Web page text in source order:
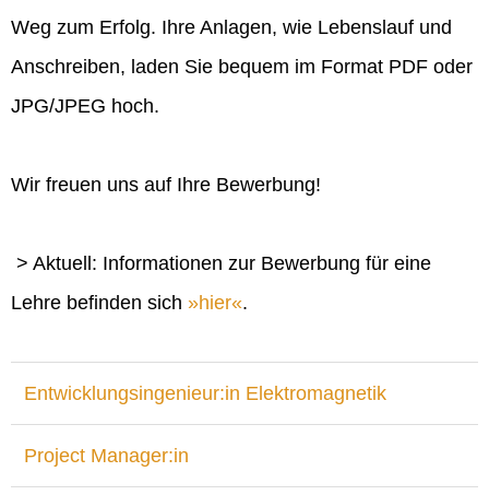
Weg zum Erfolg. Ihre Anlagen, wie Lebenslauf und
Anschreiben, laden Sie bequem im Format PDF oder
JPG/JPEG hoch.
Wir freuen uns auf Ihre Bewerbung!
> Aktuell: Informationen zur Bewerbung für eine
Lehre befinden sich
hier .
Entwicklungsingenieur:in Elektromagnetik
Project Manager:in